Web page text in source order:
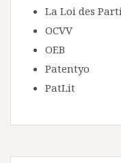
La Loi des
OCVV
OEB
Patentyo
PatLit